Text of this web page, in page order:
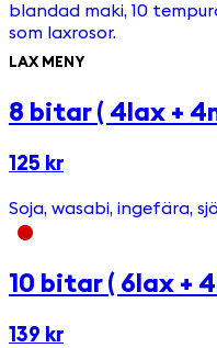
blandad maki, 10
som laxrosor.
LAX MENY
8 bitar ( 4lax +
125 kr
Soja, wasabi, ingefära,
10 bitar ( 6lax +
139 kr